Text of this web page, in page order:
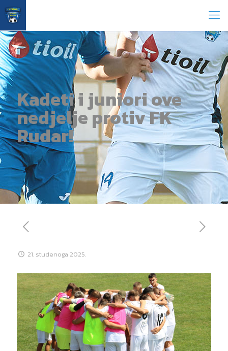
Kadeti i juniori ove
nedjelje protiv FK
Rudar!
21. studenoga 2025.